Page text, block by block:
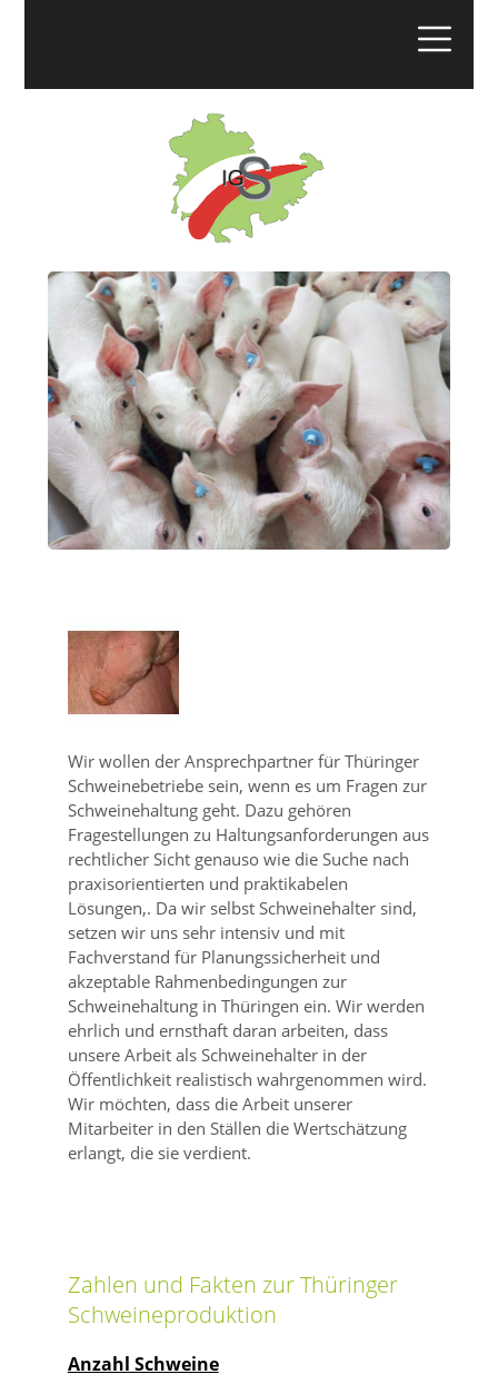
Wir wollen der Ansprechpartner für Thüringer
Schweinebetriebe sein, wenn es um Fragen zur
Schweinehaltung geht. Dazu gehören
Fragestellungen zu Haltungsanforderungen aus
rechtlicher Sicht genauso wie die Suche nach
praxisorientierten und praktikabelen
Lösungen,. Da wir selbst Schweinehalter sind,
setzen wir uns sehr intensiv und mit
Fachverstand für Planungssicherheit und
akzeptable Rahmenbedingungen zur
Schweinehaltung in Thüringen ein. Wir werden
ehrlich und ernsthaft daran arbeiten, dass
unsere Arbeit als Schweinehalter in der
Öffentlichkeit realistisch wahrgenommen wird.
Wir möchten, dass die Arbeit unserer
Mitarbeiter in den Ställen die Wertschätzung
erlangt, die sie verdient.
Zahlen und Fakten zur Thüringer
Schweineproduktion
Anzahl Schweine